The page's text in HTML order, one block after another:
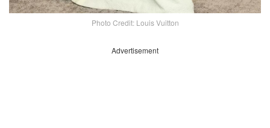
Photo Credit: Louis Vuitton
Advertisement